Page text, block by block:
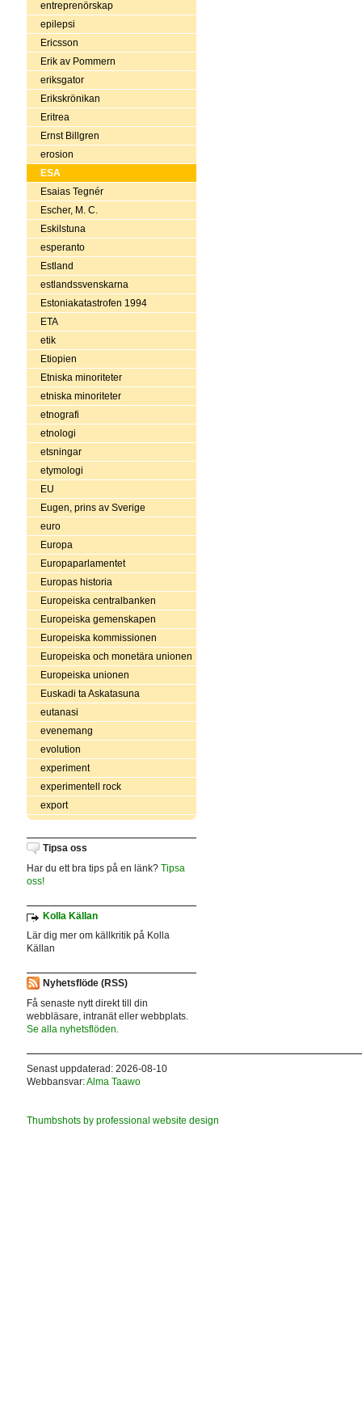
entreprenörskap
epilepsi
Ericsson
Erik av Pommern
eriksgator
Erikskrönikan
Eritrea
Ernst Billgren
erosion
ESA
Esaias Tegnér
Escher, M. C.
Eskilstuna
esperanto
Estland
estlandssvenskarna
Estoniakatastrofen 1994
ETA
etik
Etiopien
Etniska minoriteter
etniska minoriteter
etnografi
etnologi
etsningar
etymologi
EU
Eugen, prins av Sverige
euro
Europa
Europaparlamentet
Europas historia
Europeiska centralbanken
Europeiska gemenskapen
Europeiska kommissionen
Europeiska och monetära unionen
Europeiska unionen
Euskadi ta Askatasuna
eutanasi
evenemang
evolution
experiment
experimentell rock
export
Tipsa oss
Har du ett bra tips på en länk? Tipsa
oss!
Kolla Källan
Lär dig mer om källkritik på Kolla
Källan
Nyhetsflöde (RSS)
Få senaste nytt direkt till din
webbläsare, intranät eller webbplats.
Se alla nyhetsflöden.
Senast uppdaterad: 2026-08-10
Webbansvar:Alma Taawo
Thumbshots by professional website design